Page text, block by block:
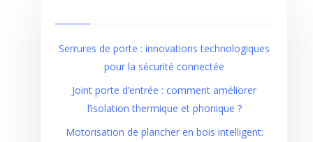
Serrures de porte : innovations technologiques
pour la sécurité connectée
Joint porte d’entrée : comment améliorer
l’isolation thermique et phonique ?
Motorisation de plancher en bois intelligent: